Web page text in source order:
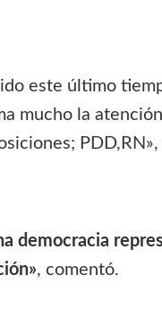
este último
mucho la
democracia
, comentó.